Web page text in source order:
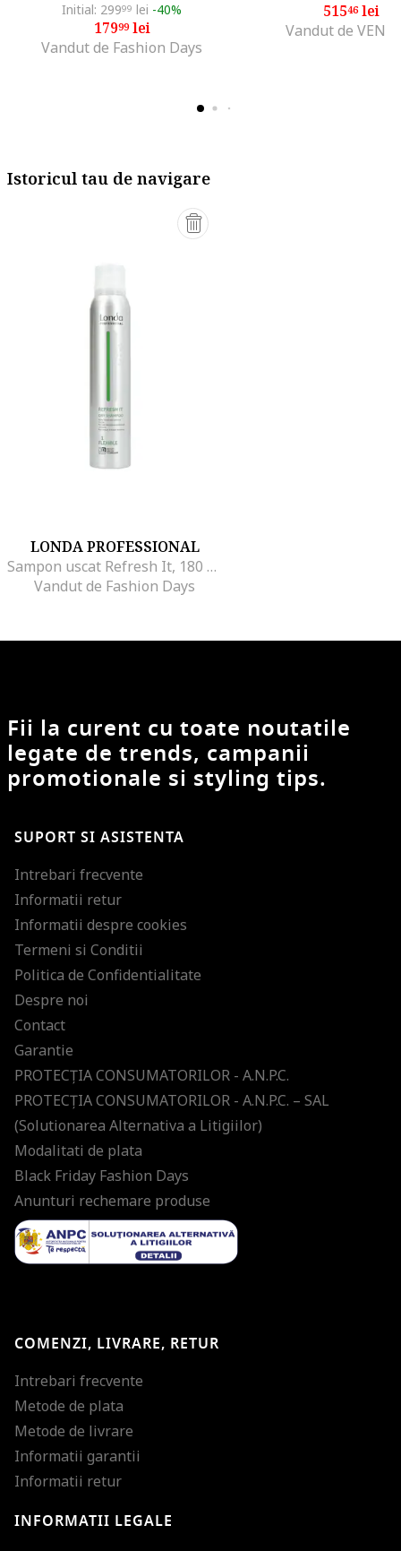
Initial: 29999 lei -40%
17999lei
Vandut de Fashion Days
51546lei
Vandut de
Istoricul tau de navigare
LONDA PROFESSIONAL
Sampon uscat Refresh It, 180 ml
Vandut de Fashion Days
Fii la curent cu toate noutatile
legate de trends, campanii
promotionale si styling tips.
SUPORT SI ASISTENTA
Intrebari frecvente
Informatii retur
Informatii despre cookies
Termeni si Conditii
Politica de Confidentialitate
Despre noi
Contact
Garantie
PROTECŢIA CONSUMATORILOR - A.N.P.C.
PROTECŢIA CONSUMATORILOR - A.N.P.C. – SAL
(Solutionarea Alternativa a Litigiilor)
Modalitati de plata
Black Friday Fashion Days
Anunturi rechemare produse
COMENZI, LIVRARE, RETUR
Intrebari frecvente
Metode de plata
Metode de livrare
Informatii garantii
Informatii retur
INFORMATII LEGALE